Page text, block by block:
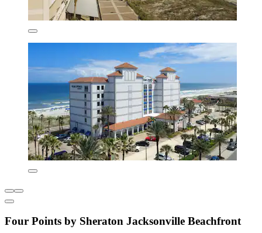
Four Points by Sheraton Jacksonville Beachfront